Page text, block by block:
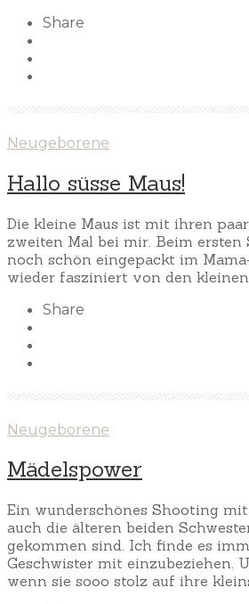
Share
Neugeborene
Hallo süsse Maus!
Die kleine Maus ist mit ihren
zweiten Mal bei mir. Beim ersten
noch schön eingepackt im
wieder fasziniert von den
Share
Neugeborene
Mädelspower
Ein wunderschönes Shooting
auch die älteren beiden
gekommen sind. Ich finde es
Geschwister mit einzubeziehen.
wenn sie sooo stolz auf ihre